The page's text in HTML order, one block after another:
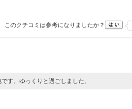
このクチコミは参考になりましたか？
す。ゆっくりと過ごしました。